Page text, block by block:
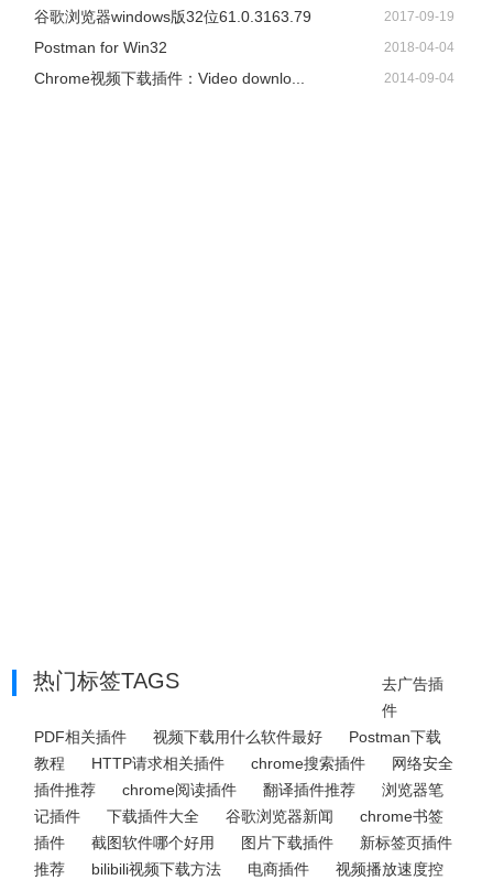
谷歌浏览器windows版32位61.0.3163.79 2017-09-19
Postman for Win32 2018-04-04
Chrome视频下载插件：Video downlo... 2014-09-04
热门标签TAGS
去广告插
件
PDF相关插件
视频下载用什么软件最好
Postman下载
教程
HTTP请求相关插件 chrome搜索插件
网络安全
插件推荐
chrome阅读插件 翻译插件推荐
浏览器笔
记插件
下载插件大全 谷歌浏览器新闻
chrome书签
插件
截图软件哪个好用 图片下载插件
新标签页插件
推荐
bilibili视频下载方法 电商插件
视频播放速度控